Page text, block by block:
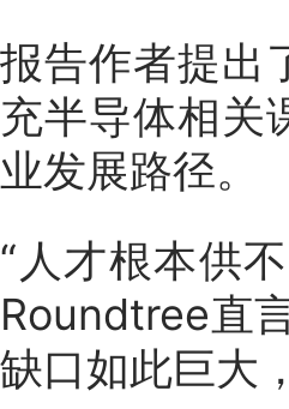
报告作者提出
充半导体相关
业发展路径。
“人才根本供
Roundtree直
缺口如此巨大